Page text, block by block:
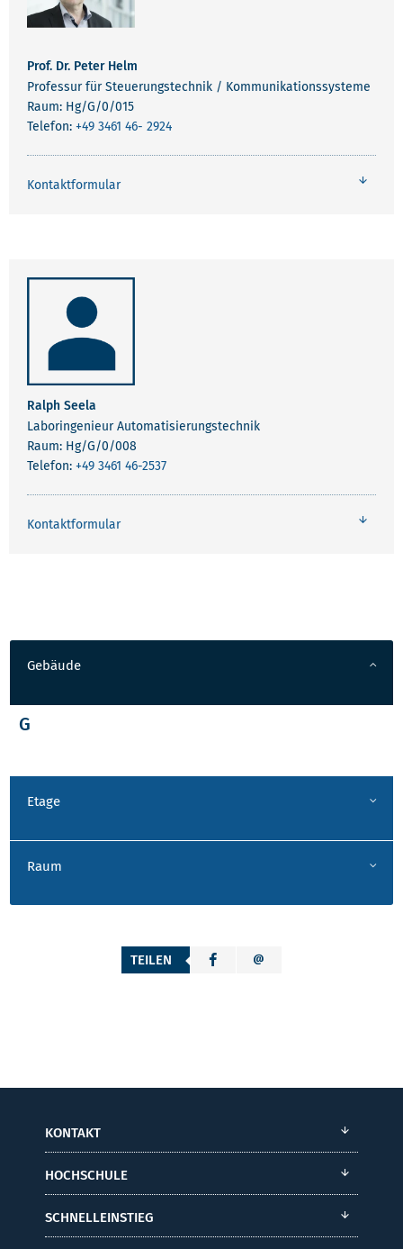
Prof. Dr. Peter Helm
Professur für Steuerungstechnik / Kommunikationssysteme
Raum: Hg/G/0/015
Telefon: +49 3461 46- 2924
Kontaktformular
Ralph Seela
Laboringenieur Automatisierungstechnik
Raum: Hg/G/0/008
Telefon: +49 3461 46-2537
Kontaktformular
Gebäude
G
Etage
Raum
TEILEN
KONTAKT
HOCHSCHULE
SCHNELLEINSTIEG